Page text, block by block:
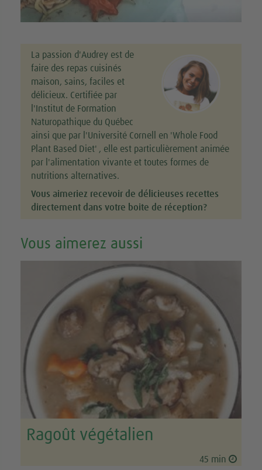
La passion d'Audrey est de
faire des repas cuisinés
maison, sains, faciles et
délicieux. Certifiée par
l'Institut de Formation
Naturopathique du Québec
ainsi que par l'Université Cornell en 'Whole Food
Plant Based Diet' , elle est particulièrement animée
par l'alimentation vivante et toutes formes de
nutritions alternatives.
Vous aimeriez recevoir de délicieuses recettes
directement dans votre boite de réception?
Vous aimerez aussi
Ragoût végétalien
45 min